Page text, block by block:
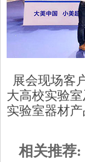
展会现场客
大高校实验
实验室器材
相关推荐: